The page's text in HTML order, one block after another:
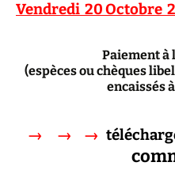
Vendredi 20Octobre
Paiement à
(espèces ou chèques
encaissés
→ → →